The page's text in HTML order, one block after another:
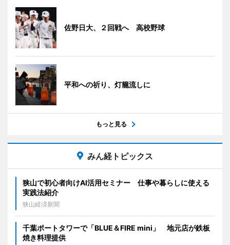
佐野日大、２回戦へ 高校野球
平和への祈り、灯籠流しに
もっと見る
みん経トピックス
狭山で初心者向けAI活用セミナー 仕事や暮らしに使える
実践法紹介
狭山経済新聞
千葉ポートタワーで「BLUE＆FIRE mini」 地元店が鉄板
焼き料理提供